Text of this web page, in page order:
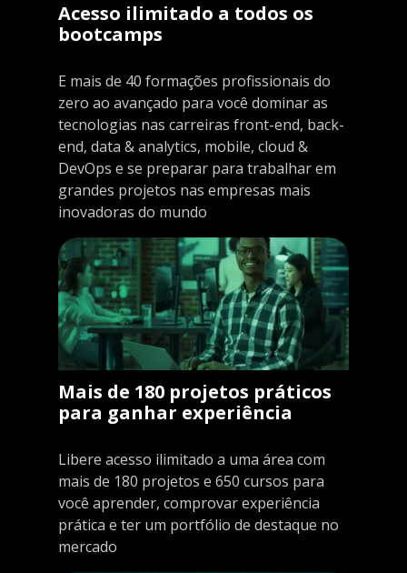
Acesso ilimitado a todos os
bootcamps
E mais de 40 formações profissionais do
zero ao avançado para você dominar as
tecnologias nas carreiras front-end, back-
end, data & analytics, mobile, cloud &
DevOps e se preparar para trabalhar em
grandes projetos nas empresas mais
inovadoras do mundo
Mais de 180 projetos práticos
para ganhar experiência
Libere acesso ilimitado a uma área com
mais de 180 projetos e 650 cursos para
você aprender, comprovar experiência
prática e ter um portfólio de destaque no
mercado